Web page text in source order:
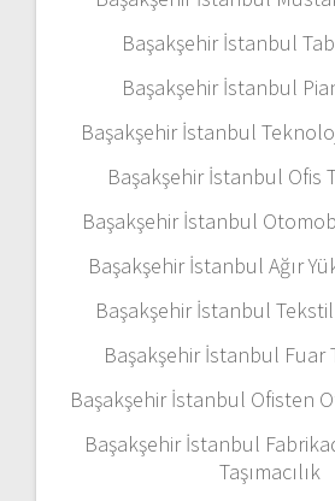
Başakşehir İstanbul
Başakşehir İstanbul
Başakşehir İstanbul
Başakşehir İstanbul Ofis
Başakşehir İstanbul
Başakşehir İstanbul Ağır Yük
Başakşehir İstanbul Tekstil
Başakşehir İstanbul Fuar
Başakşehir İstanbul Ofisten
Başakşehir İstanbul
Taşımacılık